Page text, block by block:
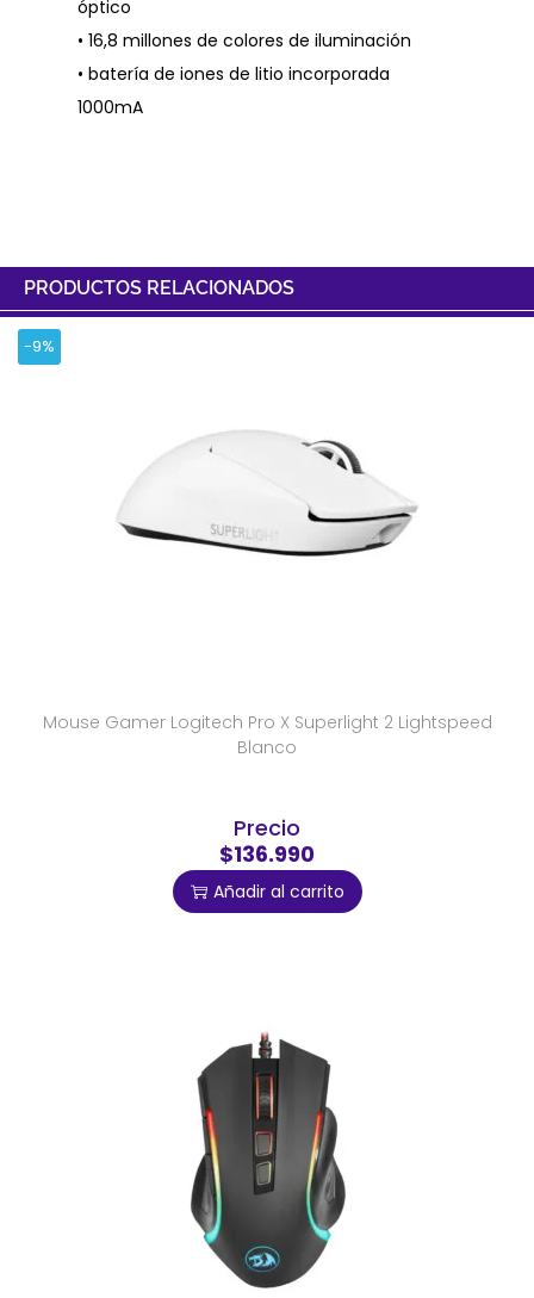
óptico
• 16,8 millones de colores de iluminación
• batería de iones de litio incorporada
1000mA
PRODUCTOS RELACIONADOS
-9%
Mouse Gamer Logitech Pro X Superlight 2 Lightspeed
Blanco
Precio
$136.990
Añadir al carrito